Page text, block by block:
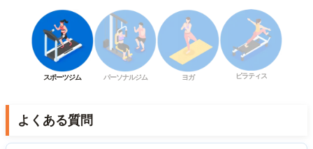
スポーツジム パーソナルジム ヨガ ピラティス
よくある質問